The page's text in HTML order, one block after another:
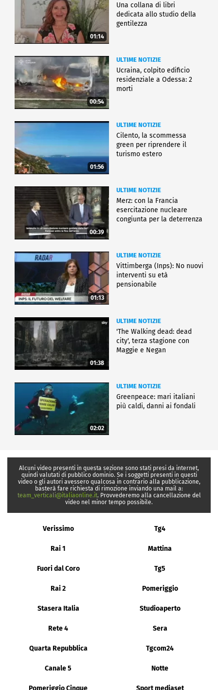
01:14
Una collana di libri
dedicata allo studio della
gentilezza
00:54
ULTIME NOTIZIE
Ucraina, colpito edificio
residenziale a Odessa: 2
morti
01:56
ULTIME NOTIZIE
Cilento, la scommessa
green per riprendere il
turismo estero
00:39
ULTIME NOTIZIE
Merz: con la Francia
esercitazione nucleare
congiunta per la deterrenza
01:13
ULTIME NOTIZIE
Vittimberga (Inps): No nuovi
interventi su età
pensionabile
01:38
ULTIME NOTIZIE
'The Walking dead: dead
city', terza stagione con
Maggie e Negan
02:02
ULTIME NOTIZIE
Greenpeace: mari italiani
più caldi, danni ai fondali
Alcuni video presenti in questa sezione sono stati presi da internet,
quindi valutati di pubblico dominio. Se i soggetti presenti in questi
video o gli autori avessero qualcosa in contrario alla pubblicazione,
basterà fare richiesta di rimozione inviando una mail a:
team_verticali@italiaonline.it. Provvederemo alla cancellazione del
video nel minor tempo possibile.
Verissimo Tg4
Rai 1 Mattina
Fuori dal Coro Tg5
Rai 2 Pomeriggio
Stasera Italia Studioaperto
Rete 4 Sera
Quarta Repubblica Tgcom24
Canale 5 Notte
Pomeriggio Cinque Sport mediaset